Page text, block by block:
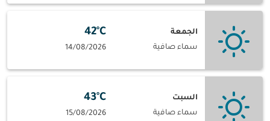
الجمعة
سماء صافية
42°C
14/08/2026
السبت
سماء صافية
43°C
15/08/2026